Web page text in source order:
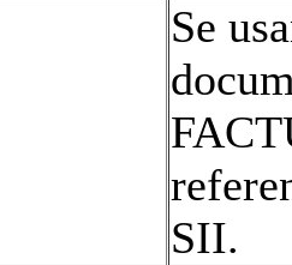
Se
SII.